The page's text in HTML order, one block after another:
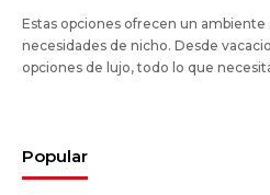
Estas opciones ofrecen un ambiente
necesidades de nicho. Desde
opciones de lujo, todo lo que
Popular